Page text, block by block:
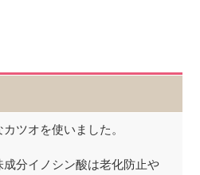
ツオを使いました。
分イノシン酸は老化防止や